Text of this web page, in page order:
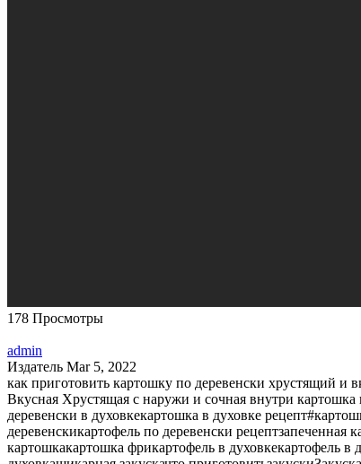
178 Просмотры
admin
Издатель Mar 5, 2022
как приготовить картошку по деревенски хрустящий и
Вкусная Хрустящая с наружи и сочная внутри
деревенски в духовкекартошка в духовке
деревенскикартофель по деревенски рецептзапеченная
картошкакартошка фрикартофель в духовкекартофель в